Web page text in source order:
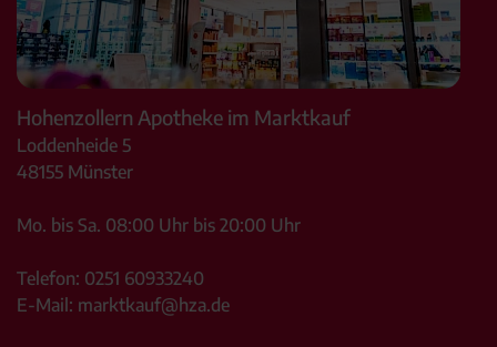
Hohenzollern Apotheke im Marktkauf
Loddenheide 5
48155 Münster
Mo. bis Sa. 08:00 Uhr bis 20:00 Uhr
Telefon: 0251 60933240
E-Mail: marktkauf@hza.de